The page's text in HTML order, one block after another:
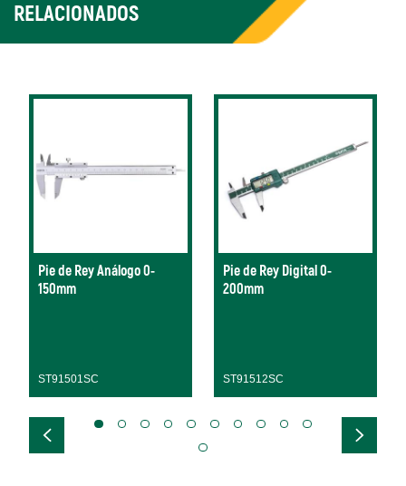
RELACIONADOS
Pie de Rey Análogo 0-
150mm
ST91501SC
Pie de Rey Digital 0-
200mm
ST91512SC